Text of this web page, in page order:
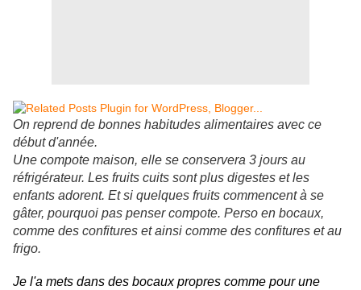
On reprend de bonnes habitudes alimentaires avec ce
début d'année.
Une compote maison, elle se conservera 3 jours au
réfrigérateur. Les fruits cuits sont plus digestes et les
enfants adorent. Et si quelques fruits commencent à se
gâter, pourquoi pas penser compote. Perso en bocaux,
comme des confitures et ainsi comme des confitures et au
frigo.
Je l'a mets dans des bocaux propres comme pour une